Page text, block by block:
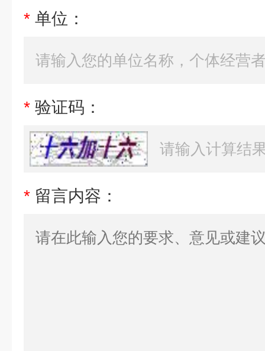
* 单位：
* 验证码：
* 留言内容：